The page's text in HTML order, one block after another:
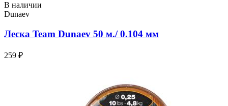
В наличии
Dunaev
Леска Team Dunaev 50 м./ 0.104 мм
259 ₽